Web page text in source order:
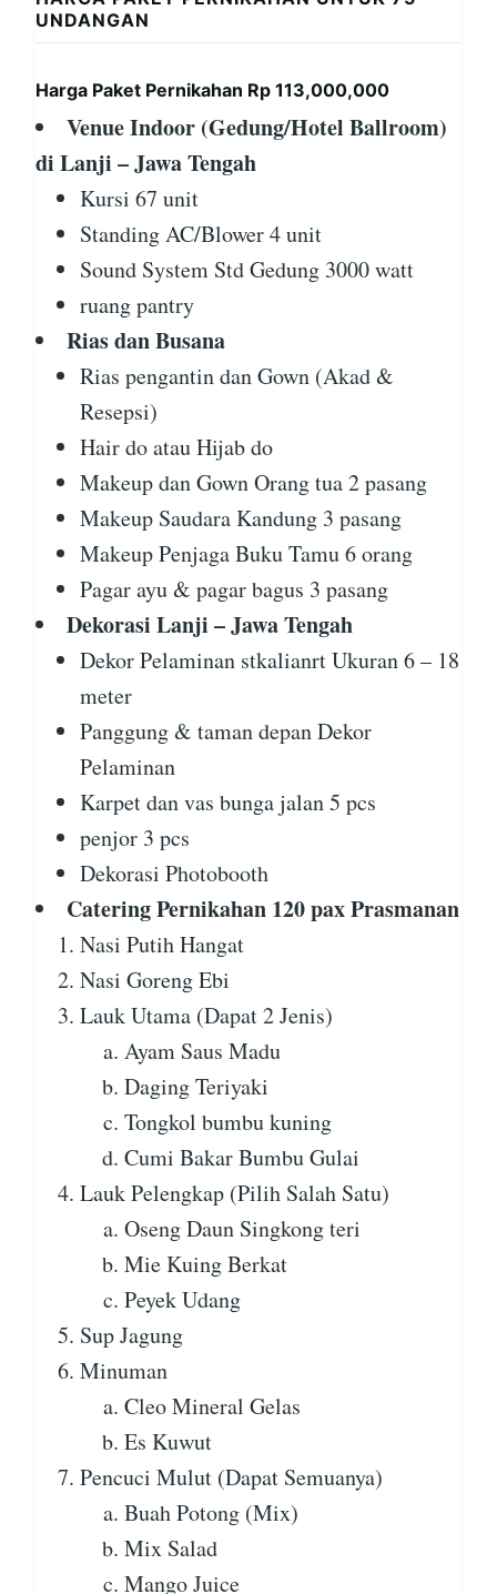
UNDANGAN
Harga Paket Pernikahan Rp 113,000,000
Venue Indoor (Gedung/Hotel Ballroom)
di Lanji – Jawa Tengah
Kursi 67 unit
Standing AC/Blower 4 unit
Sound System Std Gedung 3000 watt
ruang pantry
Rias dan Busana
Rias pengantin dan Gown (Akad &
Resepsi)
Hair do atau Hijab do
Makeup dan Gown Orang tua 2 pasang
Makeup Saudara Kandung 3 pasang
Makeup Penjaga Buku Tamu 6 orang
Pagar ayu & pagar bagus 3 pasang
Dekorasi Lanji – Jawa Tengah
Dekor Pelaminan stkalianrt Ukuran 6 – 18
meter
Panggung & taman depan Dekor
Pelaminan
Karpet dan vas bunga jalan 5 pcs
penjor 3 pcs
Dekorasi Photobooth
Catering Pernikahan 120 pax Prasmanan
Nasi Putih Hangat
Nasi Goreng Ebi
Lauk Utama (Dapat 2 Jenis)
Ayam Saus Madu
Daging Teriyaki
Tongkol bumbu kuning
Cumi Bakar Bumbu Gulai
Lauk Pelengkap (Pilih Salah Satu)
Oseng Daun Singkong teri
Mie Kuing Berkat
Peyek Udang
Sup Jagung
Minuman
Cleo Mineral Gelas
Es Kuwut
Pencuci Mulut (Dapat Semuanya)
Buah Potong (Mix)
Mix Salad
Mango Juice